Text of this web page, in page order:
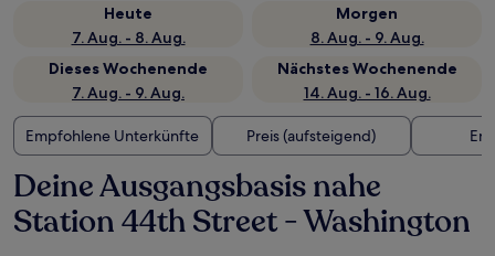
Heute
7. Aug. - 8. Aug.
Morgen
8. Aug. - 9. Aug.
Dieses Wochenende
7. Aug. - 9. Aug.
Nächstes Wochenende
14. Aug. - 16. Aug.
Empfohlene Unterkünfte Preis (aufsteigend)
Deine Ausgangsbasis nahe
Station 44th Street - Washington